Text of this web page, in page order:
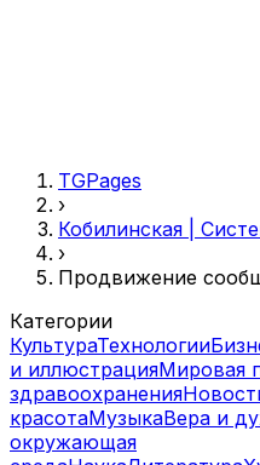
TGPages
›
Кобилинская |
›
Продвижение
Категории
КультураТехнологии
и иллюстрацияМировая
здравоохранения
красотаМузыкаВера и
окружающая